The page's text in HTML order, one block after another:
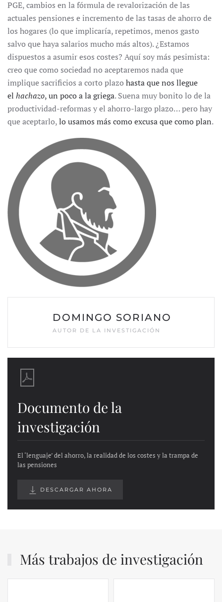
PGE, cambios en la fórmula de revalorización de las
actuales pensiones e incremento de las tasas de ahorro de
los hogares (lo que implicaría, repetimos, menos gasto
salvo que haya salarios mucho más altos). ¿Estamos
dispuestos a asumir esos costes? Aquí soy más pesimista:
creo que como sociedad no aceptaremos nada que
implique sacrificios a corto plazo hasta que nos llegue
el hachazo, un poco a la griega. Suena muy bonito lo de la
productividad-reformas y el ahorro-largo plazo… pero hay
que aceptarlo,lo usamos más como excusa que como plan.
DOMINGO SORIANO
AUTOR DE LA INVESTIGACIÓN
Documento de la
investigación
El ‘lenguaje’ del ahorro, la realidad de los costes y la trampa de
las pensiones
DESCARGAR AHORA
Más trabajos de investigación